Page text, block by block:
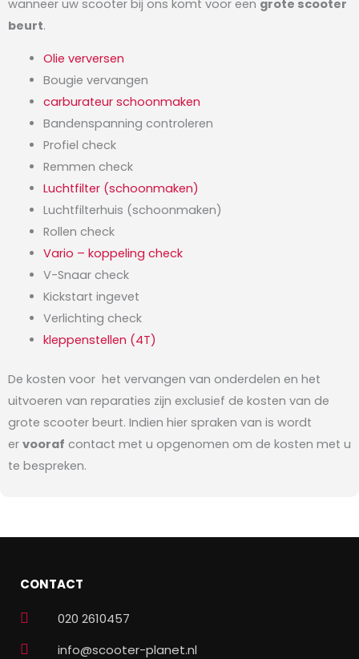
wanneer uw scooter bij ons komt voor een grote scooter
beurt.
Olie verversen
Bougie vervangen
carburateur schoonmaken
Bandenspanning controleren
Profiel check
Remmen check
Luchtfilter (schoonmaken)
Luchtfilterhuis (schoonmaken)
Rollen check
Vario – koppeling check
V-Snaar check
Kickstart ingevet
Verlichting check
kleppenstellen (4T)
De kosten voor het vervangen van onderdelen en het
uitvoeren van reparaties zijn exclusief de kosten van de
grote scooter beurt. Indien hier spraken van is wordt
er vooraf contact met u opgenomen om de kosten met u
te bespreken.
CONTACT
020 2610457
info@scooter-planet.nl